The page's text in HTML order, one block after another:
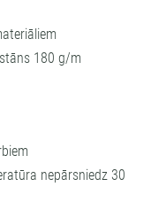
180 g/m
nepārsniedz 30